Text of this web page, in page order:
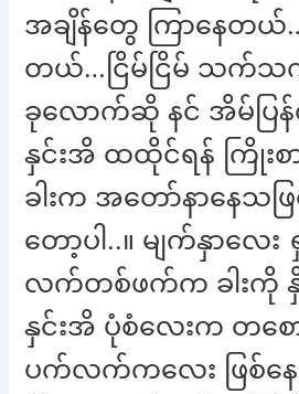
အချိန်တွေ ကြာနေတယ်
တယ်…ငြိမ်ငြိမ် သက်
ခုလောက်ဆို နင် အိမ်ပြန်
နှင်းအိ ထထိုင်ရန် ကြိုး
ခါးက အတော်နာနေသဖ
တော့ပါ..။ မျက်နှာလေး
လက်တစ်ဖက်က ခါးကို
နှင်းအိ ပုံစံလေးက တစေ
ပက်လက်ကလေး ဖြစ်နေပ